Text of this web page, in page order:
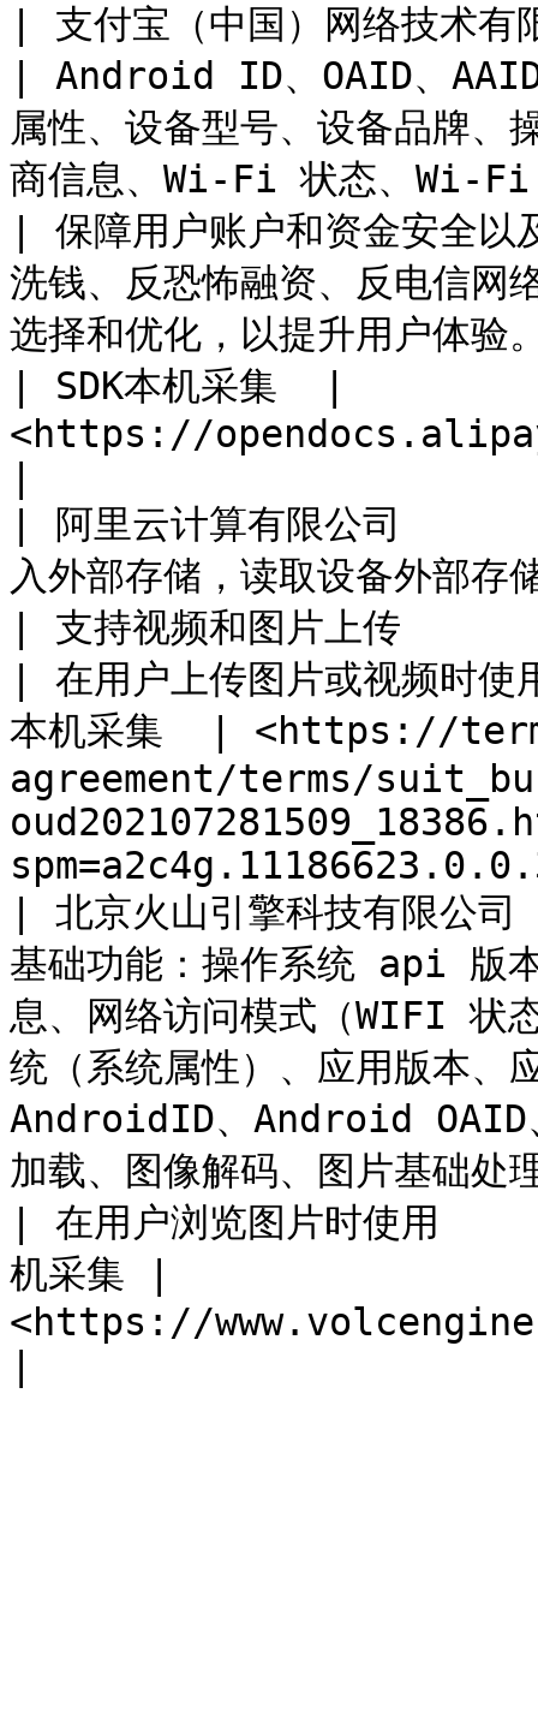
| 支付宝（中国）网络技术
| Android ID、OAID、AAID
属性、设备型号、设备品牌
商信息、Wi-Fi 状态、Wi-
| 保障用户账户和资金安全
洗钱、反恐怖融资、反电信网
选择和优化，以提升用户体
| SDK本机采集  |
<https://
| 阿里云计算有限公司
入外部存储，读取设备外部存
| 支持视频和图片上传
| 在用户上传图片或视
本机采集  | <https://
agreement/terms/
| 北京火山引擎科技有限
基础功能：操作系统 api 版
息、网络访问模式（WIFI 状
统（系统属性）、应用版本、
AndroidID、Android OAID
加载、图像解码、图片基础处
| 在用户浏览图片时
机采集 |
<https://